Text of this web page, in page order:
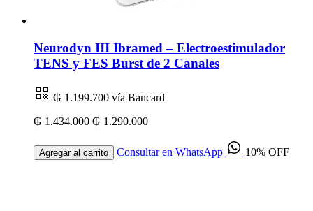
Neurodyn III Ibramed – Electroestimulador
TENS y FES Burst de 2 Canales
₲ 1.199.700 vía Bancard
₲ 1.434.000 ₲ 1.290.000
Agregar al carrito Consultar en WhatsApp 10% OFF